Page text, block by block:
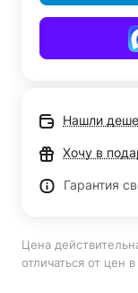
Нашли
Хочу в
Гарантия
Цена
отличаться от цен